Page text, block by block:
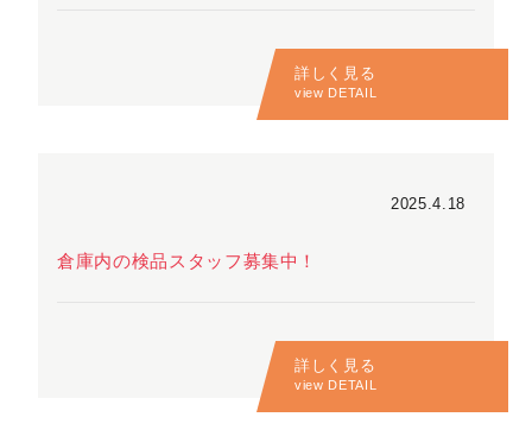
詳しく見る
view DETAIL
倉庫内の検品スタッフ募集中！
2025.4.18
詳しく見る
view DETAIL